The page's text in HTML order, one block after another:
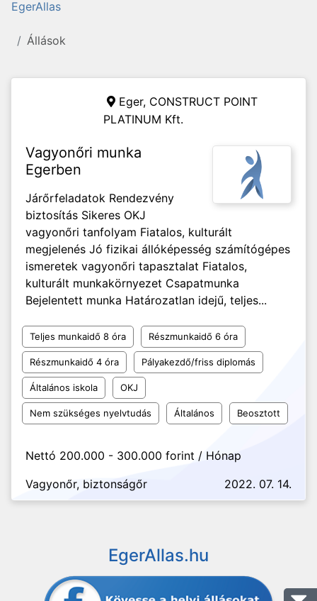
EgerAllas
Állások
Eger, CONSTRUCT POINT
PLATINUM Kft.
Vagyonőri munka
Egerben
Járőrfeladatok Rendezvény
biztosítás Sikeres OKJ
vagyonőri tanfolyam Fiatalos, kulturált
megjelenés Jó fizikai állóképesség számítógépes
ismeretek vagyonőri tapasztalat Fiatalos,
kulturált munkakörnyezet Csapatmunka
Bejelentett munka Határozatlan idejű, teljes...
Teljes munkaidő 8 óra Részmunkaidő 6 óra
Részmunkaidő 4 óra Pályakezdő/friss diplomás
Általános iskola OKJ
Nem szükséges nyelvtudás Általános Beosztott
Nettó 200.000 - 300.000 forint / Hónap
Vagyonőr, biztonságőr
2022. 07. 14.
EgerAllas.hu